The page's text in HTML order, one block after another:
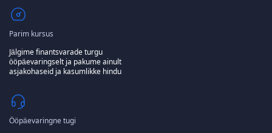
Parim kursus
Jälgime finantsvarade turgu
ööpäevaringselt ja pakume ainult
asjakohaseid ja kasumlikke hindu
Ööpäevaringne tugi